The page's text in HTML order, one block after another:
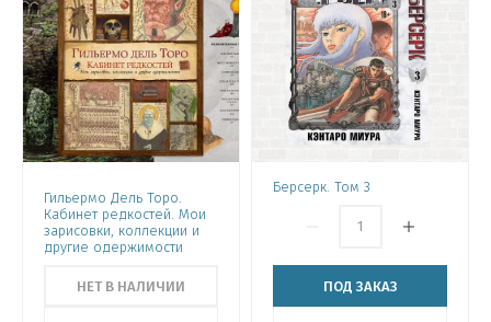
Гильермо Дель Торо.
Кабинет редкостей. Мои
зарисовки, коллекции и
другие одержимости
НЕТ В НАЛИЧИИ
Берсерк. Том 3
ПОД ЗАКАЗ